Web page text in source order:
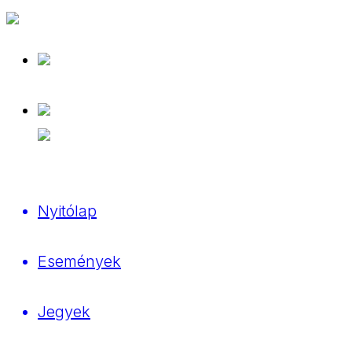
Nyitólap
Események
Jegyek